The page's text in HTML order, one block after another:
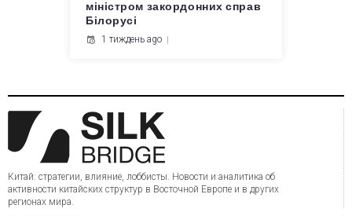
міністром закордонних справ
Білорусі
1 тиждень ago
Китай: стратегии, влияние, лоббисты. Новости и аналитика об
активности китайских структур в Восточной Европе и в других
регионах мира.